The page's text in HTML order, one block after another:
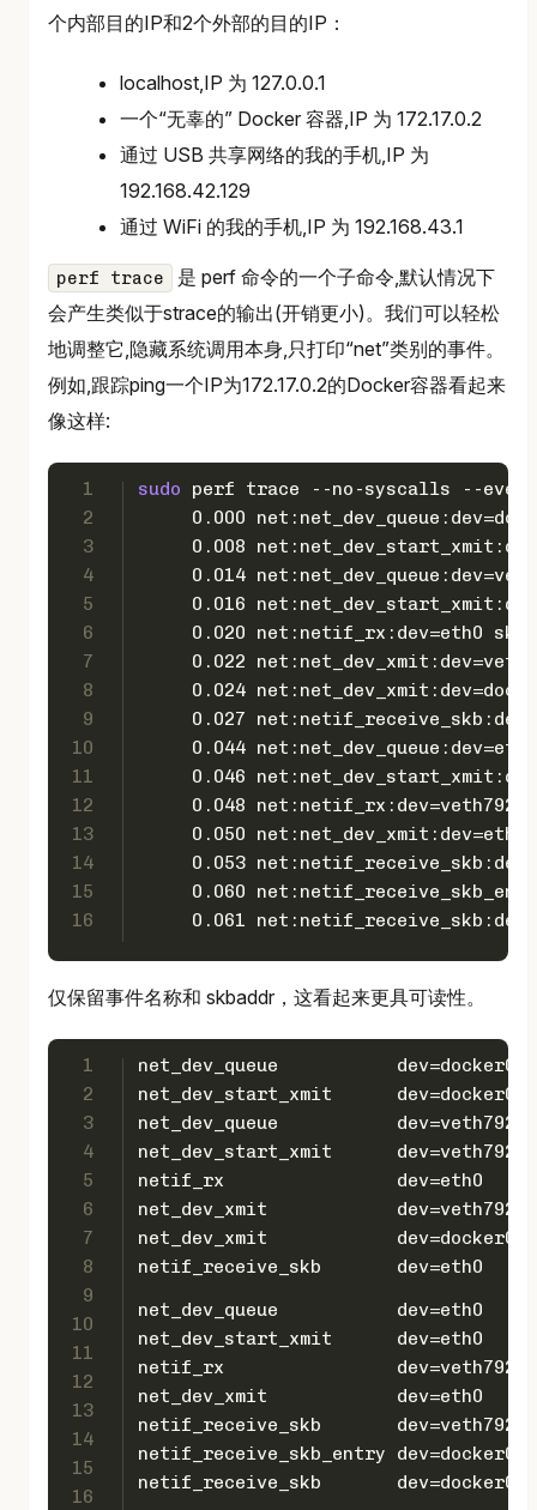
个内部目的IP和2个外部的目的IP：
localhost,IP 为 127.0.0.1
一个“无辜的” Docker 容器,IP 为 172.17.0.2
通过 USB 共享网络的我的手机,IP 为
192.168.42.129
通过 WiFi 的我的手机,IP 为 192.168.43.1
perf trace
是 perf 命令的一个子命令,默认情况下
会产生类似于strace的输出(开销更小)。我们可以轻松
地调整它,隐藏系统调用本身,只打印“net”类别的事件。
例如,跟踪ping一个IP为172.17.0.2的Docker容器看起来
像这样:
1
2
3
4
5
6
7
8
9
10
11
12
13
14
15
16
sudo perf trace --no-syscalls --
0.000
0.008
0.014
0.016
0.020 net:netif_rx:dev=eth0
0.022
0.024
0.027
0.044
0.046
0.048
0.050
0.053
0.060
0.061
仅保留事件名称和 skbaddr，这看起来更具可读性。
1
2
3
4
5
6
7
8
9
10
11
12
13
14
15
16
net_dev_queue           dev=docker0
net_dev_start_xmit      dev=docker0
net_dev_queue
net_dev_start_xmit
netif_rx                dev=eth0
net_dev_xmit
net_dev_xmit            dev=docker0
netif_receive_skb       dev=eth0
net_dev_queue           dev=eth0
net_dev_start_xmit      dev=eth0
netif_rx
net_dev_xmit            dev=eth0
netif_receive_skb
netif_receive_skb_entry dev=docker0
netif_receive_skb       dev=docker0